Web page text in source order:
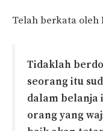
Telah berkata oleh
Tidaklah
seorang itu
dalam belanja
orang yang